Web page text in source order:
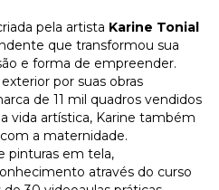
pela artista Karine Tonial
que transformou sua
e forma de empreender.
por suas obras
de 11 mil quadros vendidos
vida artística, Karine também
a maternidade.
pinturas em tela,
através do curso